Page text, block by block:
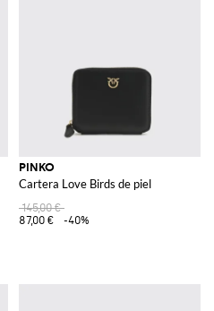
PINKO
Cartera Love Birds de piel
145,00 €
87,00 €
-40%